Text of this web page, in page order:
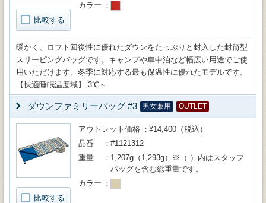
比較する
カラー
暖かく、ロフト回復性に優れたダウンをたっぷりと封入した封筒型
スリーピングバッグです。キャンプや車中泊など幅広い用途でご使
用いただけます。冬季に対応する最も保温性に優れたモデルです。
【快適睡眠温度域】-3℃～
ダウンファミリーバッグ #3 男女兼用 OUTLET
比較する
アウトレット価格
¥14,400（税込）
品番
#1121312
重量
1,207g（1,293g）※（ ）内はスタッフ
バッグを含む総重量です。
カラー